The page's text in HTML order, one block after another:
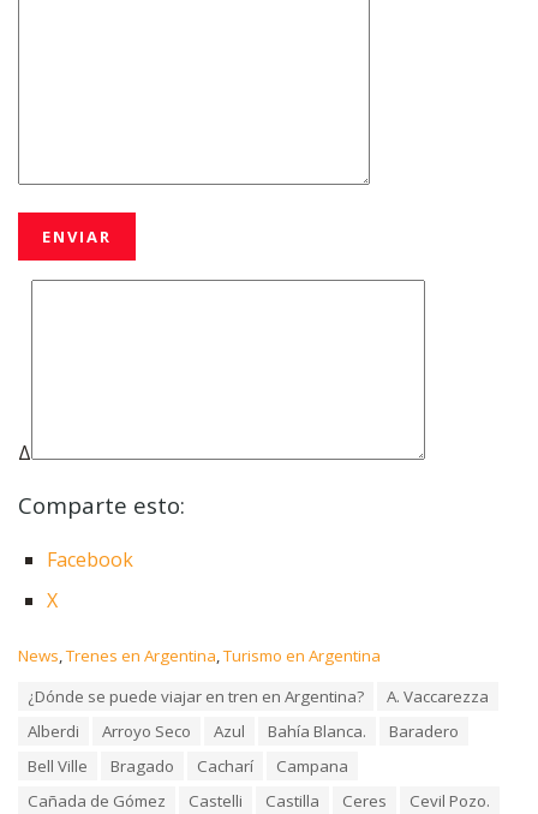
Δ
Comparte esto:
Facebook
X
C
News,Trenes en Argentina,Turismo en Argentina
¿Dónde se puede viajar en tren en Argentina?
A. Vaccarezza
Alberdi
Arroyo Seco Azul Bahía Blanca.
Baradero
Bell Ville
Bragado Cacharí
Campana
Cañada de Gómez
Castelli Castilla Ceres
Cevil Pozo.